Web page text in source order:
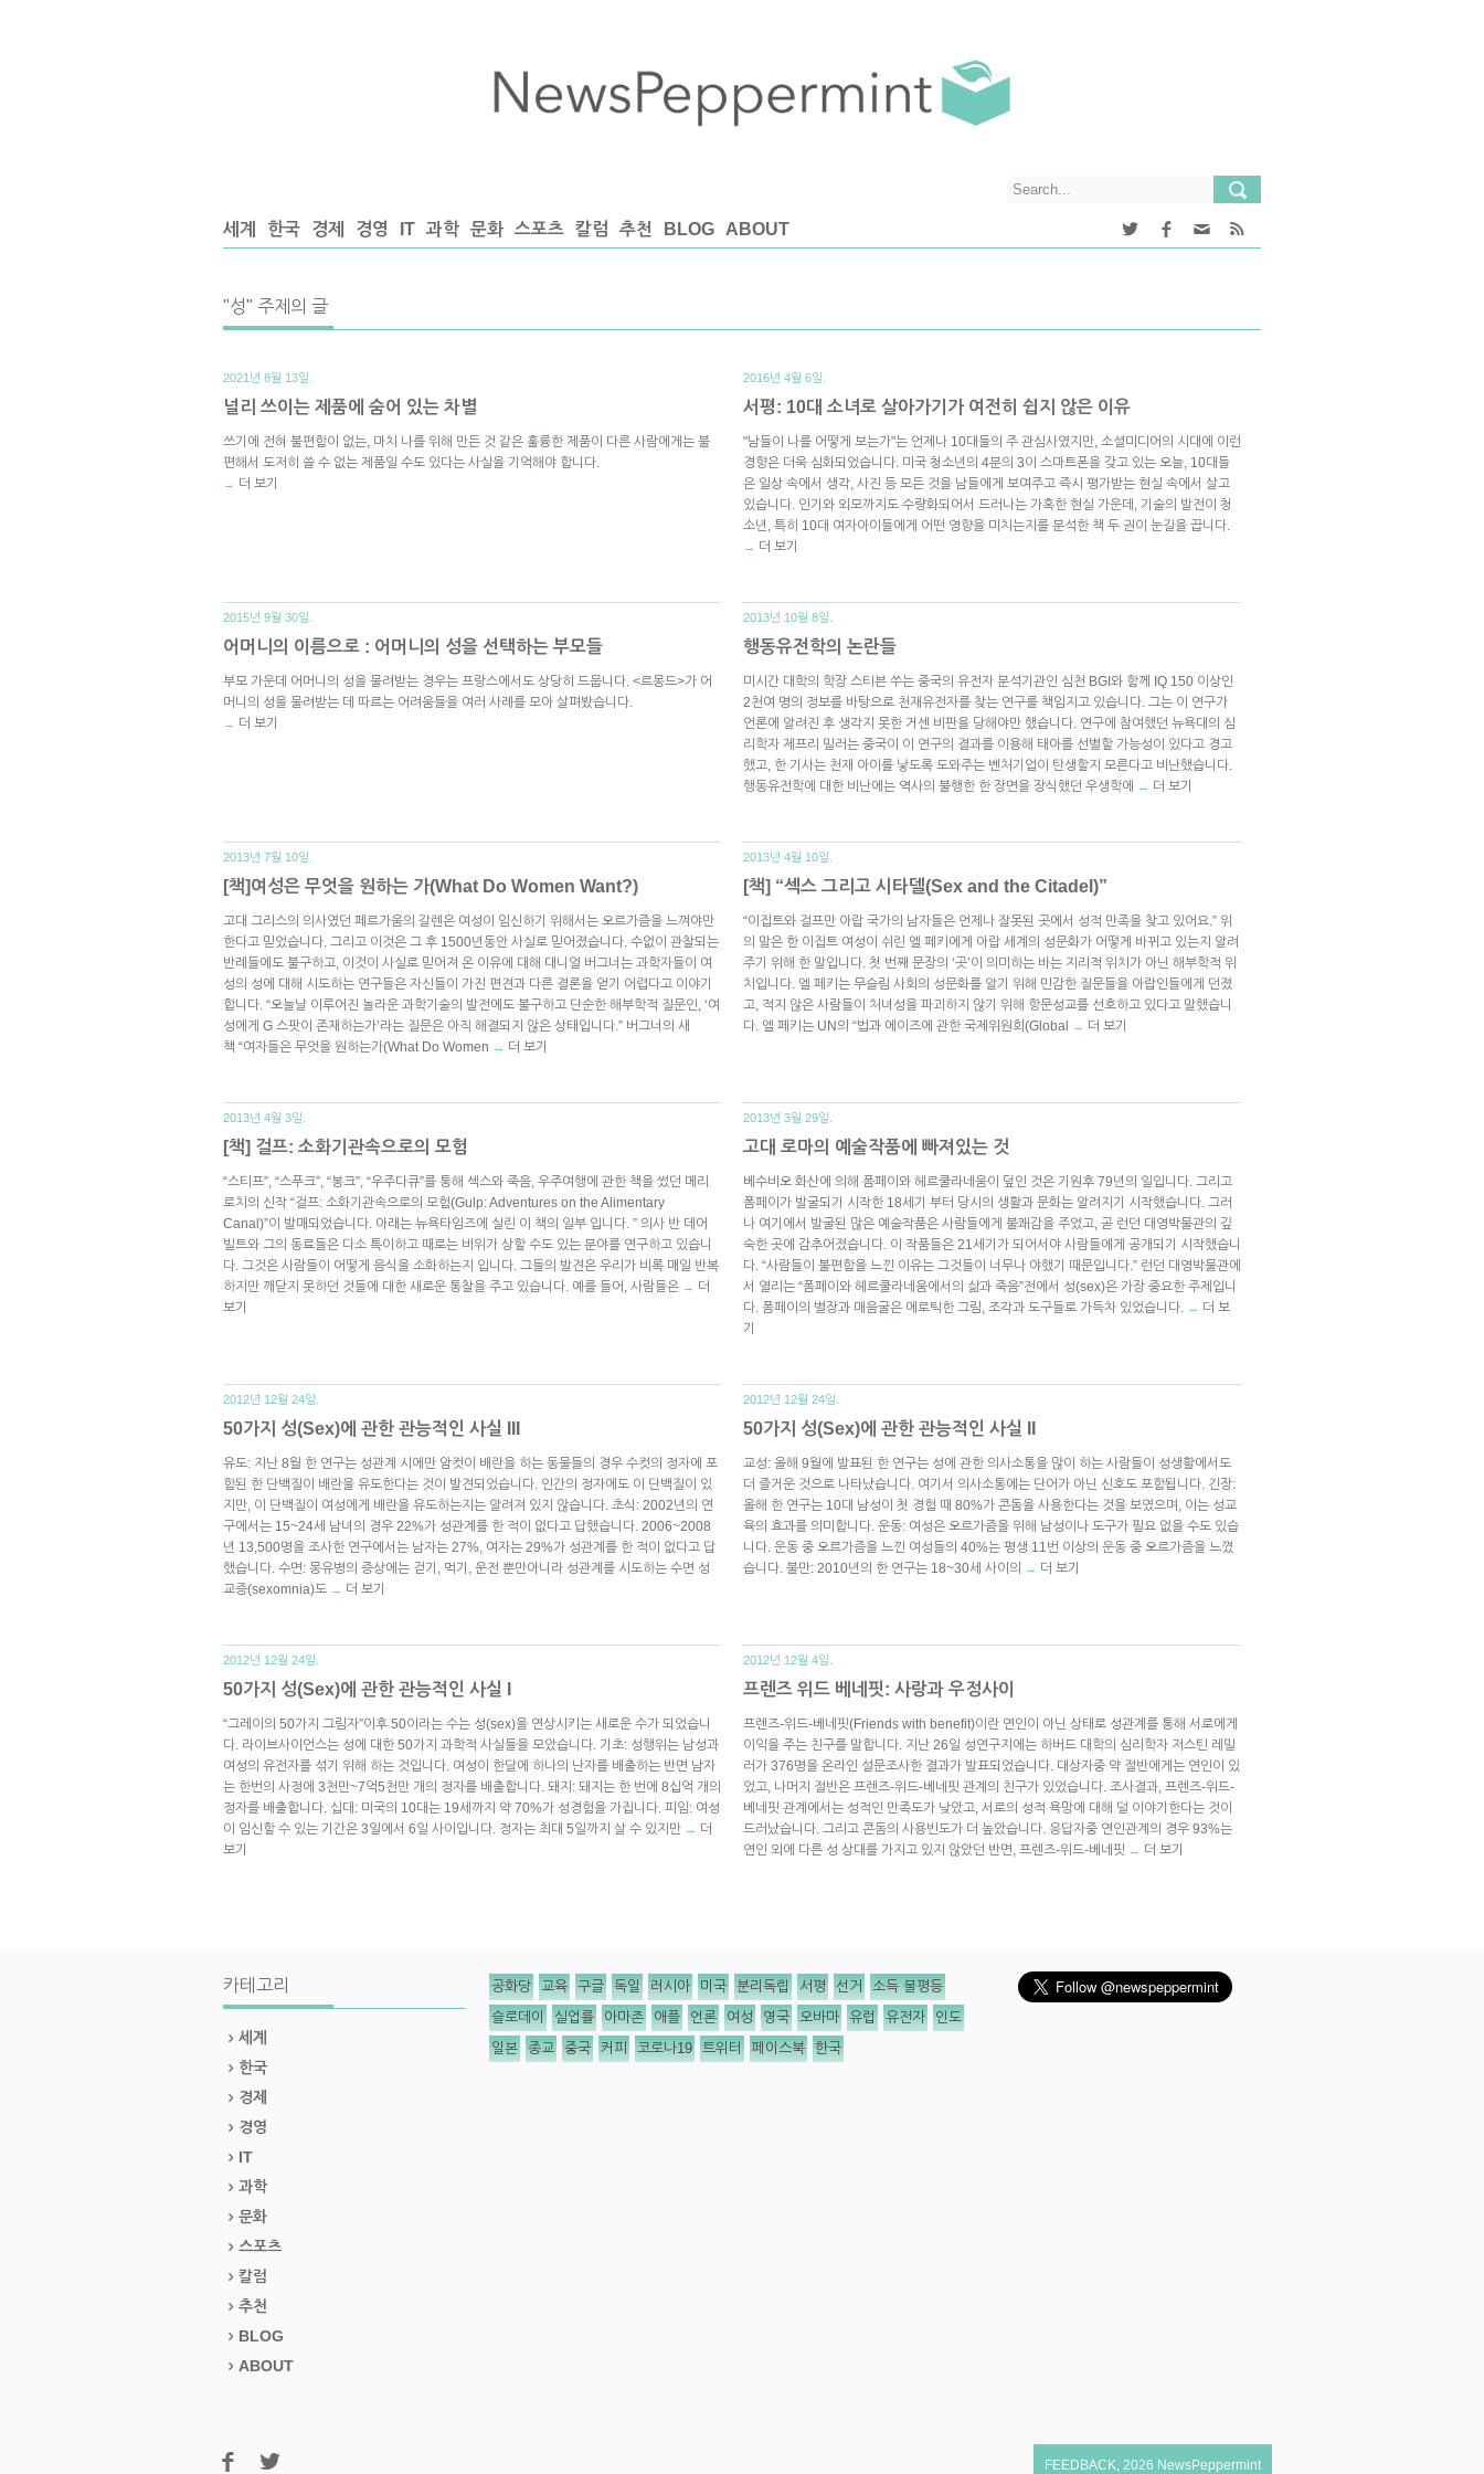
세계 한국 경제 경영 IT 과학 문화 스포츠 칼럼 추천 BLOG ABOUT
"성" 주제의 글
2021년 8월 13일.
널리 쓰이는 제품에 숨어 있는 차별
쓰기에 전혀 불편함이 없는, 마치 나를 위해 만든 것 같은 훌륭한 제품이 다른 사람에게는 불
편해서 도저히 쓸 수 없는 제품일 수도 있다는 사실을 기억해야 합니다.
→ 더 보기
2016년 4월 6일.
서평: 10대 소녀로 살아가기가 여전히 쉽지 않은 이유
"남들이 나를 어떻게 보는가"는 언제나 10대들의 주 관심사였지만, 소셜미디어의 시대에 이런
경향은 더욱 심화되었습니다. 미국 청소년의 4분의 3이 스마트폰을 갖고 있는 오늘, 10대들
은 일상 속에서 생각, 사진 등 모든 것을 남들에게 보여주고 즉시 평가받는 현실 속에서 살고
있습니다. 인기와 외모까지도 수량화되어서 드러나는 가혹한 현실 가운데, 기술의 발전이 청
소년, 특히 10대 여자아이들에게 어떤 영향을 미치는지를 분석한 책 두 권이 눈길을 끕니다.
→ 더 보기
2015년 9월 30일.
어머니의 이름으로 : 어머니의 성을 선택하는 부모들
부모 가운데 어머니의 성을 물려받는 경우는 프랑스에서도 상당히 드뭅니다. <르몽드>가 어
머니의 성을 물려받는 데 따르는 어려움들을 여러 사례를 모아 살펴봤습니다.
→ 더 보기
2013년 10월 8일.
행동유전학의 논란들
미시간 대학의 학장 스티븐 쑤는 중국의 유전자 분석기관인 심천 BGI와 함께 IQ 150 이상인
2천여 명의 정보를 바탕으로 천재유전자를 찾는 연구를 책임지고 있습니다. 그는 이 연구가
언론에 알려진 후 생각지 못한 거센 비판을 당해야만 했습니다. 연구에 참여했던 뉴욕대의 심
리학자 제프리 밀러는 중국이 이 연구의 결과를 이용해 태아를 선별할 가능성이 있다고 경고
했고, 한 기사는 천재 아이를 낳도록 도와주는 벤처기업이 탄생할지 모른다고 비난했습니다.
행동유전학에 대한 비난에는 역사의 불행한 한 장면을 장식했던 우생학에
→ 더 보기
2013년 7월 10일.
[책]여성은 무엇을 원하는 가(What Do Women Want?)
고대 그리스의 의사였던 페르가움의 갈렌은 여성이 임신하기 위해서는 오르가즘을 느껴야만
한다고 믿었습니다. 그리고 이것은 그 후 1500년동안 사실로 믿어졌습니다. 수없이 관찰되는
반례들에도 불구하고, 이것이 사실로 믿어져 온 이유에 대해 대니얼 버그너는 과학자들이 여
성의 성에 대해 시도하는 연구들은 자신들이 가진 편견과 다른 결론을 얻기 어렵다고 이야기
합니다. “오늘날 이루어진 놀라운 과학기술의 발전에도 불구하고 단순한 해부학적 질문인, ‘여
성에게 G 스팟이 존재하는가’라는 질문은 아직 해결되지 않은 상태입니다.” 버그너의 새
책 “여자들은 무엇을 원하는가(What Do Women → 더 보기
2013년 4월 10일.
[책] “섹스 그리고 시타델(Sex and the Citadel)”
“이집트와 걸프만 아랍 국가의 남자들은 언제나 잘못된 곳에서 성적 만족을 찾고 있어요.” 위
의 말은 한 이집트 여성이 쉬린 엘 페키에게 아랍 세계의 성문화가 어떻게 바뀌고 있는지 알려
주기 위해 한 말입니다. 첫 번째 문장의 ‘곳’이 의미하는 바는 지리적 위치가 아닌 해부학적 위
치입니다. 엘 페키는 무슬림 사회의 성문화를 알기 위해 민감한 질문들을 아랍인들에게 던졌
고, 적지 않은 사람들이 처녀성을 파괴하지 않기 위해 항문성교를 선호하고 있다고 말했습니
다. 엘 페키는 UN의 “법과 에이즈에 관한 국제위원회(Global → 더 보기
2013년 4월 3일.
[책] 걸프: 소화기관속으로의 모험
“스티프”, “스푸크”, “봉크”, “우주다큐”를 통해 섹스와 죽음, 우주여행에 관한 책을 썼던 메리
로치의 신작 “걸프: 소화기관속으로의 모험(Gulp: Adventures on the Alimentary
Canal)”이 발매되었습니다. 아래는 뉴욕타임즈에 실린 이 책의 일부 입니다. ” 의사 반 데어
빌트와 그의 동료들은 다소 특이하고 때로는 비위가 상할 수도 있는 분야를 연구하고 있습니
다. 그것은 사람들이 어떻게 음식을 소화하는지 입니다. 그들의 발견은 우리가 비록 매일 반복
하지만 깨닫지 못하던 것들에 대한 새로운 통찰을 주고 있습니다. 예를 들어, 사람들은 → 더
보기
2013년 3월 29일.
고대 로마의 예술작품에 빠져있는 것
베수비오 화산에 의해 폼페이와 헤르쿨라네움이 덮인 것은 기원후 79년의 일입니다. 그리고
폼페이가 발굴되기 시작한 18세기 부터 당시의 생활과 문화는 알려지기 시작했습니다. 그러
나 여기에서 발굴된 많은 예술작품은 사람들에게 불쾌감을 주었고, 곧 런던 대영박물관의 깊
숙한 곳에 감추어졌습니다. 이 작품들은 21세기가 되어서야 사람들에게 공개되기 시작했습니
다. “사람들이 불편함을 느낀 이유는 그것들이 너무나 야했기 때문입니다.” 런던 대영박물관에
서 열리는 “폼페이와 헤르쿨라네움에서의 삶과 죽음”전에서 성(sex)은 가장 중요한 주제입니
다. 폼페이의 별장과 매음굴은 에로틱한 그림, 조각과 도구들로 가득차 있었습니다. → 더 보
기
2012년 12월 24일.
50가지 성(Sex)에 관한 관능적인 사실 III
유도: 지난 8월 한 연구는 성관계 시에만 암컷이 배란을 하는 동물들의 경우 수컷의 정자에 포
함된 한 단백질이 배란을 유도한다는 것이 발견되었습니다. 인간의 정자에도 이 단백질이 있
지만, 이 단백질이 여성에게 배란을 유도하는지는 알려져 있지 않습니다. 초식: 2002년의 연
구에서는 15~24세 남녀의 경우 22%가 성관계를 한 적이 없다고 답했습니다. 2006~2008
년 13,500명을 조사한 연구에서는 남자는 27%, 여자는 29%가 성관계를 한 적이 없다고 답
했습니다. 수면: 몽유병의 증상에는 걷기, 먹기, 운전 뿐만아니라 성관계를 시도하는 수면 성
교증(sexomnia)도 → 더 보기
2012년 12월 24일.
50가지 성(Sex)에 관한 관능적인 사실 II
교성: 올해 9월에 발표된 한 연구는 성에 관한 의사소통을 많이 하는 사람들이 성생활에서도
더 즐거운 것으로 나타났습니다. 여기서 의사소통에는 단어가 아닌 신호도 포함됩니다. 긴장:
올해 한 연구는 10대 남성이 첫 경험 때 80%가 콘돔을 사용한다는 것을 보였으며, 이는 성교
육의 효과를 의미합니다. 운동: 여성은 오르가즘을 위해 남성이나 도구가 필요 없을 수도 있습
니다. 운동 중 오르가즘을 느낀 여성들의 40%는 평생 11번 이상의 운동 중 오르가즘을 느꼈
습니다. 불만: 2010년의 한 연구는 18~30세 사이의
→ 더 보기
2012년 12월 24일.
50가지 성(Sex)에 관한 관능적인 사실 I
“그레이의 50가지 그림자”이후 50이라는 수는 성(sex)을 연상시키는 새로운 수가 되었습니
다. 라이브사이언스는 성에 대한 50가지 과학적 사실들을 모았습니다. 기초: 성행위는 남성과
여성의 유전자를 섞기 위해 하는 것입니다. 여성이 한달에 하나의 난자를 배출하는 반면 남자
는 한번의 사정에 3천만~7억5천만 개의 정자를 배출합니다. 돼지: 돼지는 한 번에 8십억 개의
정자를 배출합니다. 십대: 미국의 10대는 19세까지 약 70%가 성경험을 가집니다. 피임: 여성
이 임신할 수 있는 기간은 3일에서 6일 사이입니다. 정자는 최대 5일까지 살 수 있지만 → 더
보기
2012년 12월 4일.
프렌즈 위드 베네핏: 사랑과 우정사이
프렌즈-위드-베네핏(Friends with benefit)이란 연인이 아닌 상태로 성관계를 통해 서로에게
이익을 주는 친구를 말합니다. 지난 26일 성연구지에는 하버드 대학의 심리학자 저스틴 레밀
러가 376명을 온라인 설문조사한 결과가 발표되었습니다. 대상자중 약 절반에게는 연인이 있
었고, 나머지 절반은 프렌즈-위드-베네핏 관계의 친구가 있었습니다. 조사결과, 프렌즈-위드-
베네핏 관계에서는 성적인 만족도가 낮았고, 서로의 성적 욕망에 대해 덜 이야기한다는 것이
드러났습니다. 그리고 콘돔의 사용빈도가 더 높았습니다. 응답자중 연인관계의 경우 93%는
연인 외에 다른 성 상대를 가지고 있지 않았던 반면, 프렌즈-위드-베네핏 → 더 보기
카테고리
세계
한국
경제
경영
IT
과학
문화
스포츠
칼럼
추천
BLOG
ABOUT
공화당 교육 구글 독일 러시아 미국 분리독립 서평 선거 소득 불평등
슬로데이 실업률 아마존 애플 언론 여성 영국 오바마 유럽 유전자 인도
일본 종교 중국 커피 코로나19 트위터 페이스북 한국
FEEDBACK, 2026 NewsPeppermint